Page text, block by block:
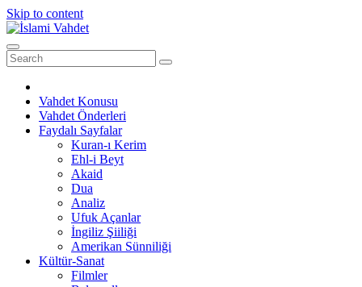
Skip to content
Vahdet Konusu
Vahdet Önderleri
Faydalı Sayfalar
Kuran-ı Kerim
Ehl-i Beyt
Akaid
Dua
Analiz
Ufuk Açanlar
İngiliz Şiiliği
Amerikan Sünniliği
Kültür-Sanat
Filmler